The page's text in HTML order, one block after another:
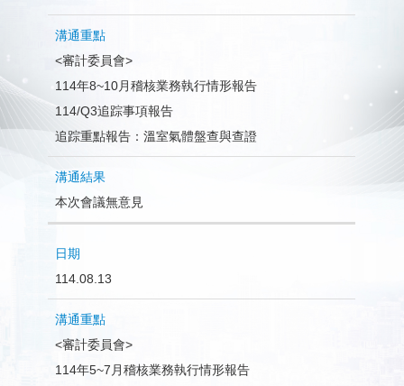
期
重
點
結
<審計委員會>
114年8~10月稽核業務執行情形報告
114/Q3追踪事項報告
追踪重點報告：溫室氣體盤查與查證
本次會議無意見
114.08.13
<審計委員會>
114年5~7月稽核業務執行情形報告